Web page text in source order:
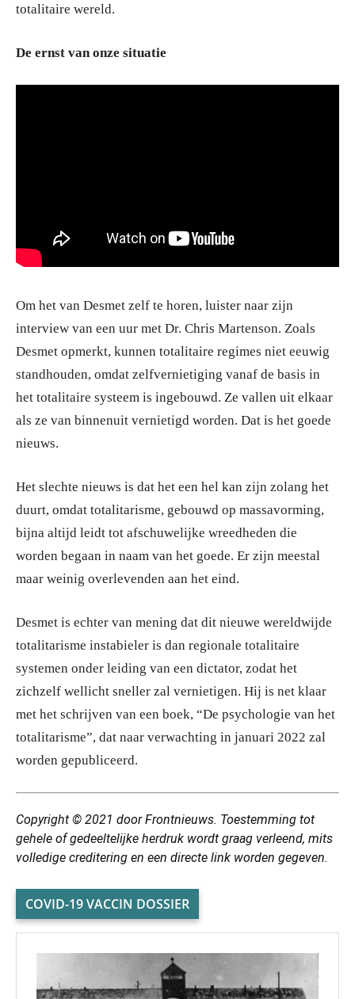
totalitaire wereld.
De ernst van onze situatie
Om het van Desmet zelf te horen, luister naar zijn
interview van een uur met Dr. Chris Martenson. Zoals
Desmet opmerkt, kunnen totalitaire regimes niet eeuwig
standhouden, omdat zelfvernietiging vanaf de basis in
het totalitaire systeem is ingebouwd. Ze vallen uit elkaar
als ze van binnenuit vernietigd worden. Dat is het goede
nieuws.
Het slechte nieuws is dat het een hel kan zijn zolang het
duurt, omdat totalitarisme, gebouwd op massavorming,
bijna altijd leidt tot afschuwelijke wreedheden die
worden begaan in naam van het goede. Er zijn meestal
maar weinig overlevenden aan het eind.
Desmet is echter van mening dat dit nieuwe wereldwijde
totalitarisme instabieler is dan regionale totalitaire
systemen onder leiding van een dictator, zodat het
zichzelf wellicht sneller zal vernietigen. Hij is net klaar
met het schrijven van een boek, “De psychologie van het
totalitarisme”, dat naar verwachting in januari 2022 zal
worden gepubliceerd.
Copyright © 2021 door Frontnieuws. Toestemming tot
gehele of gedeeltelijke herdruk wordt graag verleend, mits
volledige creditering en een directe link worden gegeven.
COVID-19 VACCIN DOSSIER